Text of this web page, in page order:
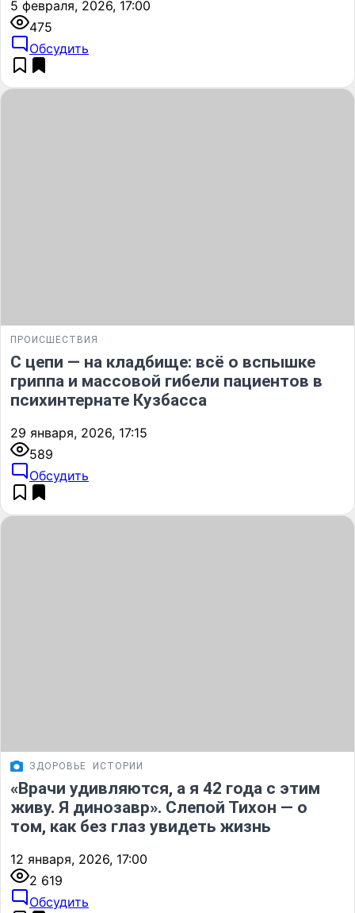
5 февраля, 2026, 17:00
475
Обсудить
ПРОИСШЕСТВИЯ
С цепи — на кладбище: всё о вспышке
гриппа и массовой гибели пациентов в
психинтернате Кузбасса
29 января, 2026, 17:15
589
Обсудить
ЗДОРОВЬЕ ИСТОРИИ
«Врачи удивляются, а я 42 года с этим
живу. Я динозавр». Слепой Тихон — о
том, как без глаз увидеть жизнь
12 января, 2026, 17:00
2 619
Обсудить